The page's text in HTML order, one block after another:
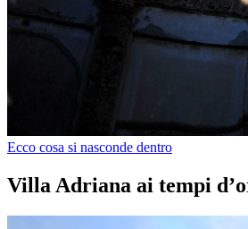
Ecco cosa si nasconde dentro
Villa Adriana ai tempi